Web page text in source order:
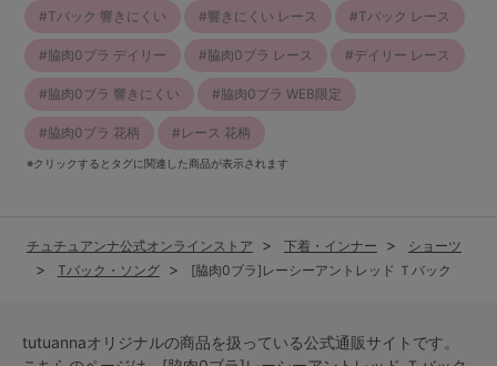
Tバック 響きにくい 響きにくい レース Tバック レース
脇肉0ブラ デイリー 脇肉0ブラ レース デイリー レース
脇肉0ブラ 響きにくい 脇肉0ブラ WEB限定
脇肉0ブラ 花柄 レース 花柄
※クリックするとタグに関連した商品が表示されます
チュチュアンナ公式オンラインストア 下着・インナー
ショーツ
Tバック・ソング
[脇肉0ブラ]レーシーアントレッド Ｔバック
tutuannaオリジナルの商品を扱っている公式通販サイトです。